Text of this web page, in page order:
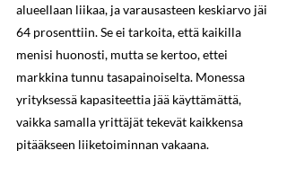
alueellaan liikaa, ja varausasteen keskiarvo jäi
64 prosenttiin. Se ei tarkoita, että kaikilla
menisi huonosti, mutta se kertoo, ettei
markkina tunnu tasapainoiselta. Monessa
yrityksessä kapasiteettia jää käyttämättä,
vaikka samalla yrittäjät tekevät kaikkensa
pitääkseen liiketoiminnan vakaana.